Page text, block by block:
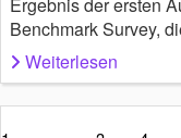
Benchmark Survey,
Weiterlesen